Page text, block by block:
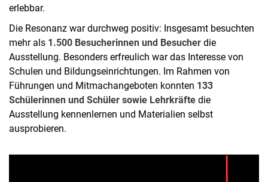
erlebbar.
Die Resonanz war durchweg positiv: Insgesamt besuchten
mehr als 1.500 Besucherinnen und Besucher die
Ausstellung. Besonders erfreulich war das Interesse von
Schulen und Bildungseinrichtungen. Im Rahmen von
Führungen und Mitmachangeboten konnten 133
Schülerinnen und Schüler sowie Lehrkräfte die
Ausstellung kennenlernen und Materialien selbst
ausprobieren.